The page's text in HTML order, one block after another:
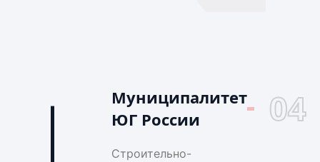
Муниципалитет
ЮГ России
04
Строительно-